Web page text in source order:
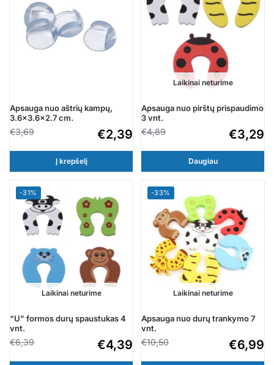
Apsauga nuo aštrių kampų,
3.6×3.6×2.7 cm.
€3,69 €2,39
Į krepšelį
Laikinai neturime
Apsauga nuo pirštų prispaudimo
3 vnt.
€4,89 €3,29
Daugiau
-31%
Laikinai neturime
“U” formos durų spaustukas 4
vnt.
€6,39 €4,39
-33%
Laikinai neturime
Apsauga nuo durų trankymo 7
vnt.
€10,50 €6,99